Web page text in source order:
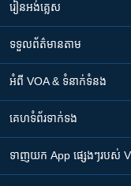
រៀន​​អង់គ្លេស
ទទួល​ព័ត៌មាន​តាម
អំពី​ VOA & ទំនាក់ទំនង
គេហទំព័រ​​ទាក់ទង
ទាញយក​ App ផ្សេងៗ​របស់​